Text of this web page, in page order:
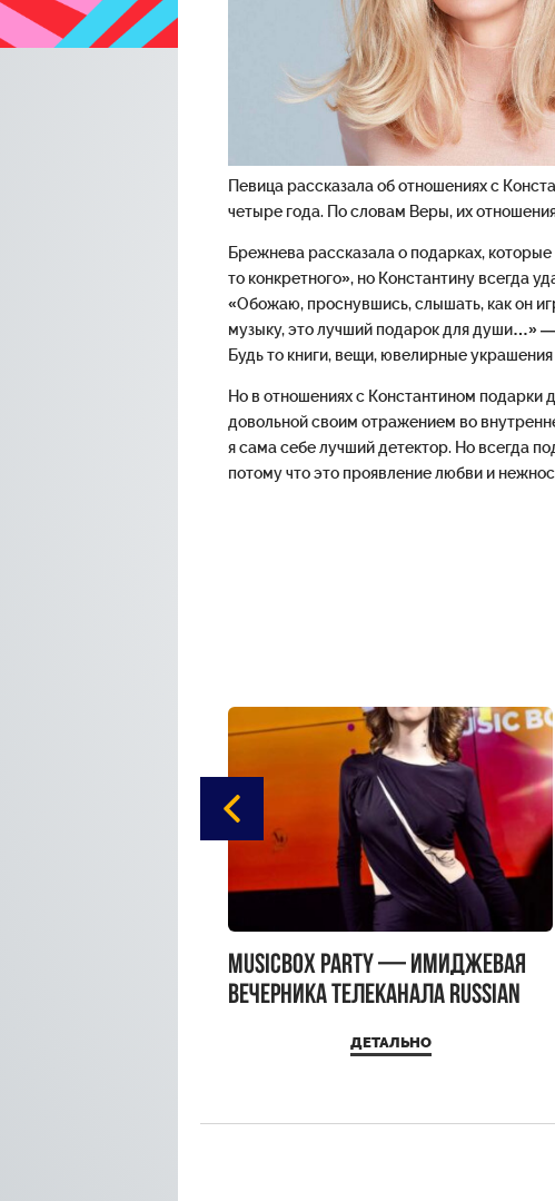
Певица рассказала об отношениях с
четыре года. По словам Веры, их
Брежнева рассказала о подарках,
то конкретного», но Константину всегда
«Обожаю, проснувшись, слышать, как он
музыку, это лучший подарок для души…»
Будь то книги, вещи, ювелирные
Но в отношениях с Константином подарки
довольной своим отражением во
я сама себе лучший детектор. Но всегда
потому что это проявление любви и
MUSICBOX PARTY — имиджевая
вечерника телеканала RUSSIAN
ДЕТАЛЬНО